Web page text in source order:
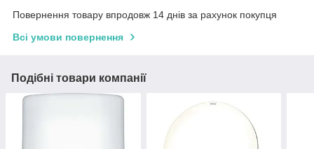
Повернення товару впродовж 14 днів за рахунок покупця
Всі умови повернення
Подібні товари компанії